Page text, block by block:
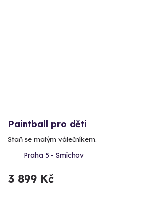
Paintball pro děti
Staň se malým válečníkem.
Praha 5 - Smíchov
3 899 Kč